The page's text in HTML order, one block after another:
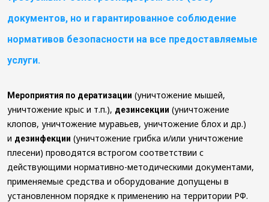
документов, но и гарантированное соблюдение
нормативов безопасности на все предоставляемые
услуги.
Мероприятия по дератизации (уничтожение мышей,
уничтожение крыс и т.п.), дезинсекции (уничтожение
клопов, уничтожение муравьев, уничтожение блох и др.)
и дезинфекции (уничтожение грибка и/или уничтожение
плесени) проводятся встрогом соответствии с
действующими нормативно-методическими документами,
применяемые средства и оборудование допущены в
установленном порядке к применению на территории РФ.